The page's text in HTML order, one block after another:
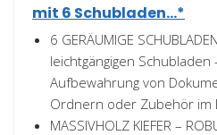
mit 6 Schubladen...*
6 GERÄUMIGE
leichtgängigen Schubladen
Aufbewahrung von
Ordnern oder Zubehör im
MASSIVHOLZ KIEFER –